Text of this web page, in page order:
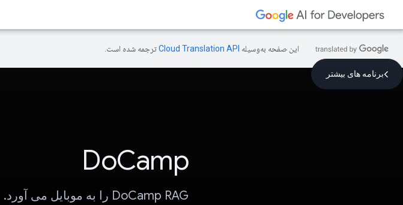
این صفحه به‌وسیله ترجمه شده است.
برنامه های بیشتر
DoCamp
DoCamp RAG را به موبایل می آورد.